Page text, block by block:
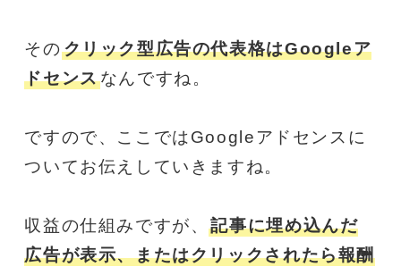
そのクリック型広告の代表格はGoogleア
ドセンスなんですね。
ですので、ここではGoogleアドセンスに
ついてお伝えしていきますね。
収益の仕組みですが、記事に埋め込んだ
広告が表示、またはクリックされたら報酬